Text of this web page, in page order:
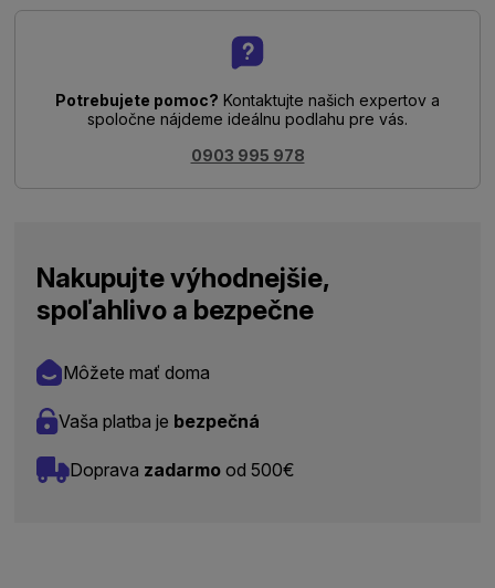
Potrebujete pomoc? Kontaktujte našich expertov a
spoločne nájdeme ideálnu podlahu pre vás.
0903 995 978
Nakupujte výhodnejšie,
spoľahlivo a bezpečne
Môžete mať doma
Vaša platba je bezpečná
Doprava zadarmo od 500€